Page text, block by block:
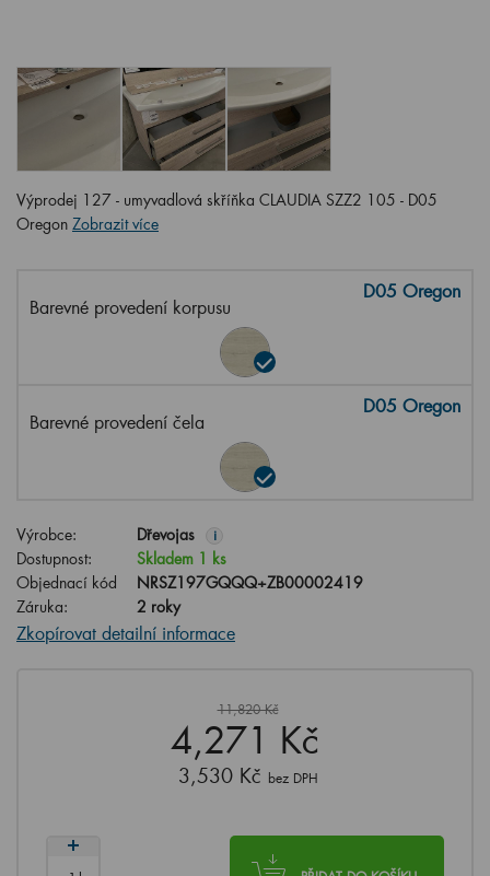
Výprodej 127 - umyvadlová skříňka CLAUDIA SZZ2 105 - D05
Oregon Zobrazit více
Barevné provedení korpusu
D05 Oregon
Barevné provedení čela
D05 Oregon
Výrobce: Dřevojas i
Dostupnost:
Skladem 1 ks
Objednací kód
NRSZ197GQQQ+ZB00002419
Záruka:
2 roky
Zkopírovat detailní informace
11,820 Kč
4,271 Kč
3,530 Kč bez DPH